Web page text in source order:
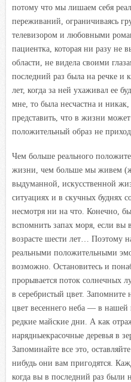
потому что мы лишаем себя
переживаний, ограничиваясь
телевизором и любовными
пациентка, которая ни разу не
области, не видела своими
последний раз была на речке и
лет, когда за ней ухаживал ее
мне, то была несчастна и
представить, что в жизни
положительный образ не
Чем больше реального
жизни, чем больше мы живем
выдуманной, искусственной
ситуациях и в скучных буднях
несмотря ни на что. Конечно,
вспомнить запах моря, если вы
возрасте шести лет… Поэтому
реальными положительными
возможно. Остановитесь и
прорывается поток солнечных
в серебристый цвет.
цвет весеннего неба — в нашей
редкие майские дни. А как
нарядныекрасочные деревья в
Запоминайте все это,
нибудь они вам пригодятся.
когда вы в последний раз были